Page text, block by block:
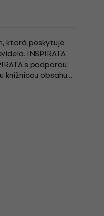
ktorá poskytuje
INSPIRATA
s podporou
obsahu